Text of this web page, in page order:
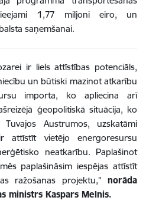
1,77 miljoni eiro, un
saņemšanai.
ir liels attīstības potenciāls,
un būtiski mazinot atkarību
importa, ko apliecina arī
ģeopolitiskā situācija, ko
Tuvajos Austrumos, uzskatāmi
attīstīt vietējo energoresursu
neatkarību. Paplašinot
paplašināsim iespējas attīstīt
ražošanas projektu,” norāda
ministrs Kaspars Melnis.